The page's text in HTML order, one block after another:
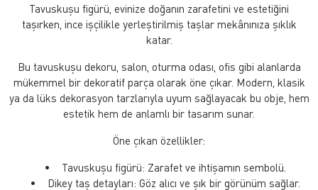
Tavuskuşu figürü, evinize doğanın zarafetini ve estetiğini
taşırken, ince işçilikle yerleştirilmiş taşlar mekânınıza şıklık
katar.
Bu tavuskuşu dekoru, salon, oturma odası, ofis gibi alanlarda
mükemmel bir dekoratif parça olarak öne çıkar. Modern, klasik
ya da lüks dekorasyon tarzlarıyla uyum sağlayacak bu obje, hem
estetik hem de anlamlı bir tasarım sunar.
Öne çıkan özellikler:
• Tavuskuşu figürü: Zarafet ve ihtişamın sembolü.
• Dikey taş detayları: Göz alıcı ve şık bir görünüm sağlar.